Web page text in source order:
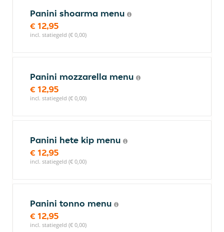
Panini shoarma menu
€ 12,95
incl. statiegeld (€ 0,00)
Panini mozzarella menu
€ 12,95
incl. statiegeld (€ 0,00)
Panini hete kip menu
€ 12,95
incl. statiegeld (€ 0,00)
Panini tonno menu
€ 12,95
incl. statiegeld (€ 0,00)